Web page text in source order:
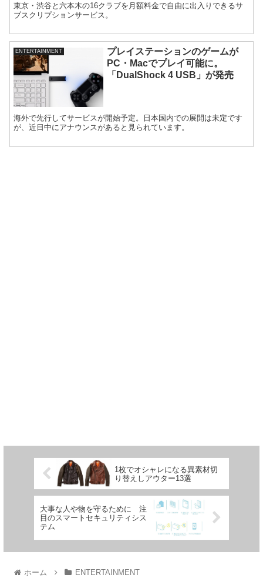
東京・渋谷と六本木の16クラブを月額料金で自由に出入りできるサ
ブスクリプションサービス。
ENTERTAINMENT
プレイステーションのゲームが
PC・Macでプレイ可能に。
「DualShock 4 USB」が発売
海外で先行してサービスが開始予定。日本国内での展開は未定です
が、近日中にアナウンスがあると見られています。
1枚でオシャレになる異素材切
り替えしアウター13選
大事な人や物を守るために 注
目のスマートセキュリティシス
テム
ホーム ENTERTAINMENT